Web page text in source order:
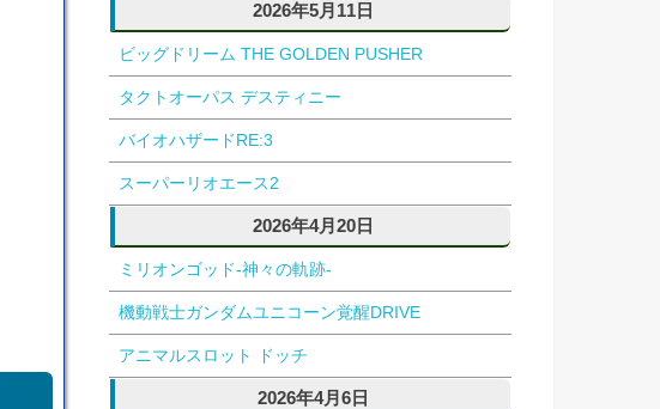
2026年5月11日
ビッグドリーム THE GOLDEN PUSHER
タクトオーパス デスティニー
バイオハザードRE:3
スーパーリオエース2
2026年4月20日
ミリオンゴッド-神々の軌跡-
機動戦士ガンダムユニコーン覚醒DRIVE
アニマルスロット ドッチ
2026年4月6日